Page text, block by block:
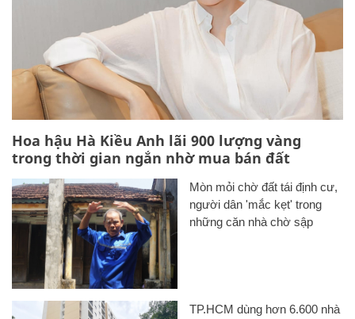
Hoa hậu Hà Kiều Anh lãi 900 lượng vàng
trong thời gian ngắn nhờ mua bán đất
Mòn mỏi chờ đất tái định cư,
người dân 'mắc kẹt' trong
những căn nhà chờ sập
TP.HCM dùng hơn 6.600 nhà